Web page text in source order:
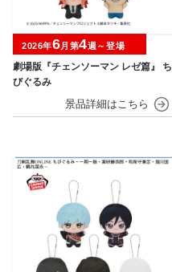
劇場版『チェンソーマン レゼ篇』 ち
びぐるみ
2026年6月第4週～登場